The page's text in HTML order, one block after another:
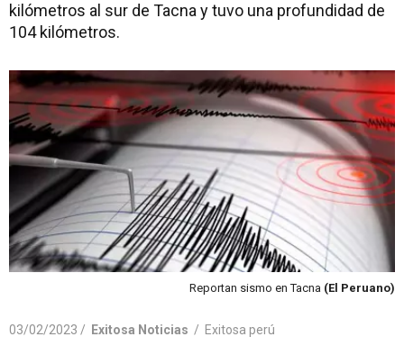
kilómetros al sur de Tacna y tuvo una profundidad de
104 kilómetros.
Reportan sismo en Tacna (El Peruano)
03/02/2023 / Exitosa Noticias / Exitosa perú